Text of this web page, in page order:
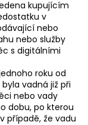
kupujícím
v
nebo
nebo služby
s digitálními
roku od
vadná již při
nebo vady
dobu, po kterou
případě, že vadu